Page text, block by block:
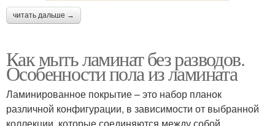
читать дальше →
Как мыть ламинат без разводов.
Особенности пола из ламината
Ламинированное покрытие – это набор планок
различной конфигурации, в зависимости от выбранной